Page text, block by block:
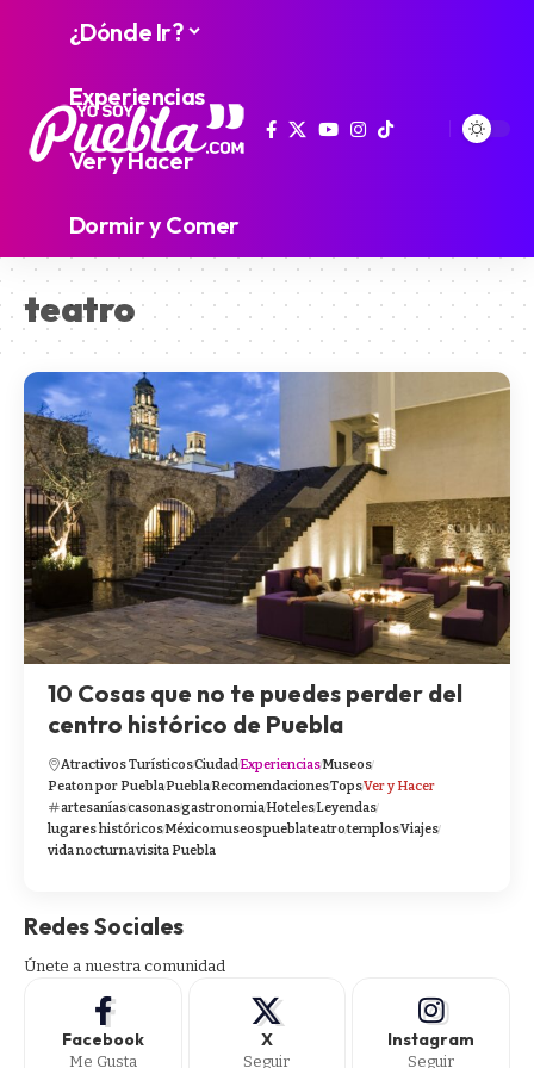
¿Dónde Ir?
Experiencias
Ver y Hacer
Dormir y Comer
teatro
10 Cosas que no te puedes perder del
centro histórico de Puebla
Atractivos TurísticosCiudadExperienciasMuseos
Peaton por PueblaPueblaRecomendacionesTopsVer y Hacer
artesaníascasonasgastronomiaHotelesLeyendas
lugares históricosMéxicomuseospueblateatrotemplosViajes
vida nocturnavisita Puebla
Redes Sociales
Únete a nuestra comunidad
Facebook
Me Gusta
X
Seguir
Instagram
Seguir